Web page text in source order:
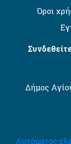
Όροι
Δήμος
Αυτόματος